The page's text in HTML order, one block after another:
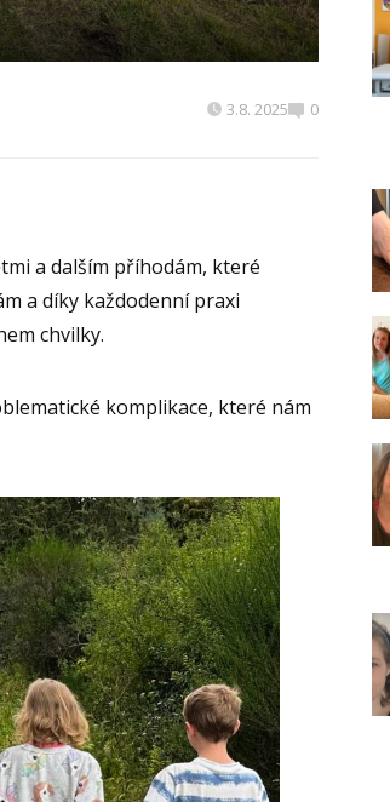
3.8. 2025 0
a dalším příhodám, které
a díky každodenní praxi
chvilky.
komplikace, které nám